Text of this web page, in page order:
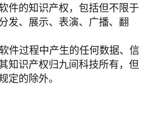
件的知识产权，包括但不限于
发、展示、表演、广播、翻
件过程中产生的任何数据、信
知识产权归九间科技所有，但
定的除外。